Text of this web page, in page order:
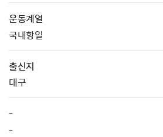
운동계열
국내항일
출신지
대구
-
-